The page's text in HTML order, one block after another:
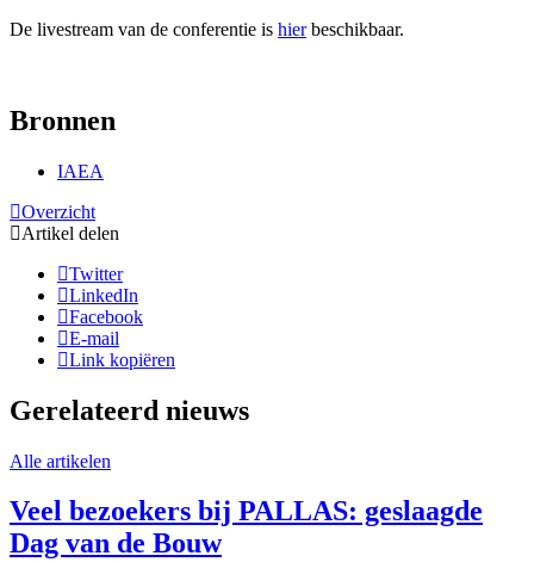
De livestream van de conferentie is hierbeschikbaar.
Bronnen
IAEA
Overzicht
Artikel delen
Twitter
LinkedIn
Facebook
E-mail
Link kopiëren
Gerelateerd nieuws
Alle artikelen
Veel bezoekers bij PALLAS: geslaagde
Dag van de Bouw